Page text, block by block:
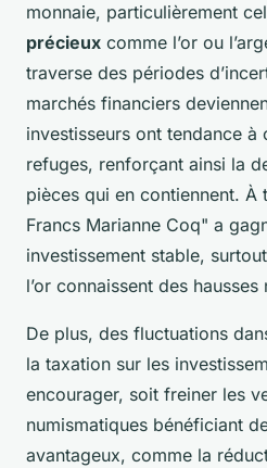
monnaie, particulièrement
précieux comme l’or ou
traverse des périodes
marchés financiers
investisseurs ont tendance à
refuges, renforçant ainsi la
pièces qui en contiennent. À
Francs Marianne Coq" a
investissement stable,
l’or connaissent des hausses
De plus, des fluctuations
la taxation sur les
encourager, soit freiner les
numismatiques bénéficiant
avantageux, comme la